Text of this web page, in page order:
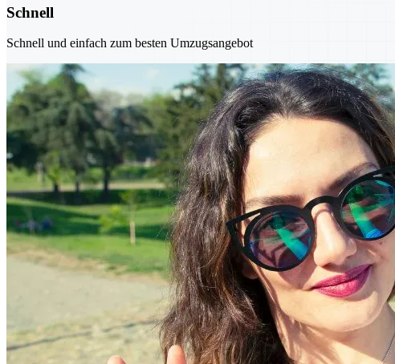
Schnell
Schnell und einfach zum besten Umzugsangebot